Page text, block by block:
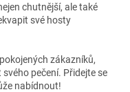
chutnější, ale také
své hosty
zákazníků,
pečení. Přidejte se
nabídnout!